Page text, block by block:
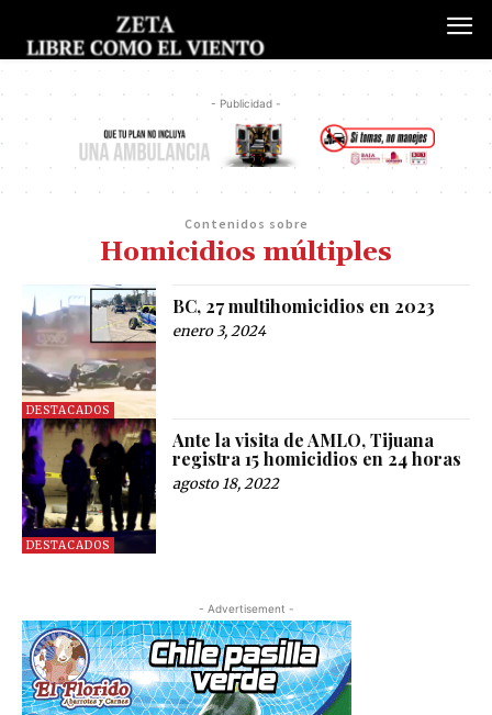
- Publicidad -
Contenidos sobre
Homicidios múltiples
DESTACADOS
BC, 27 multihomicidios en 2023
enero 3, 2024
DESTACADOS
Ante la visita de AMLO, Tijuana
registra 15 homicidios en 24 horas
agosto 18, 2022
- Advertisement -